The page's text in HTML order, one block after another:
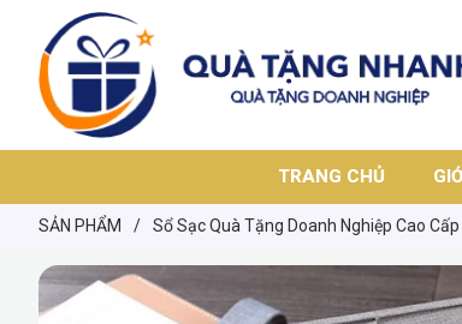
TRANG CHỦ
SẢN PHẨM / Sổ Sạc Quà Tặng Doanh Nghiệp Cao